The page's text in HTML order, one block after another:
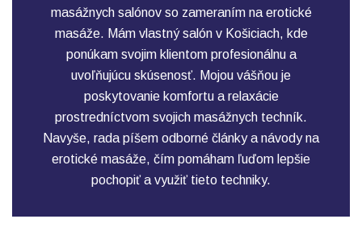
masážnych salónov so zameraním na erotické
masáže. Mám vlastný salón v Košiciach, kde
ponúkam svojim klientom profesionálnu a
uvoľňujúcu skúsenosť. Mojou vášňou je
poskytovanie komfortu a relaxácie
prostredníctvom svojich masážnych techník.
Navyše, rada píšem odborné články a návody na
erotické masáže, čím pomáham ľuďom lepšie
pochopiť a využiť tieto techniky.